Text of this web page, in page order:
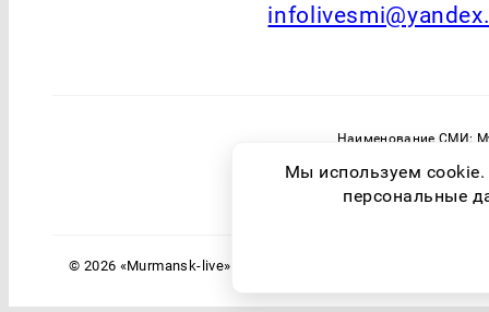
Наименование СМИ:
Зарегистрировавший орган:
© 2026 «Murmansk-live» | Все права защищены
Мы используем
персональные